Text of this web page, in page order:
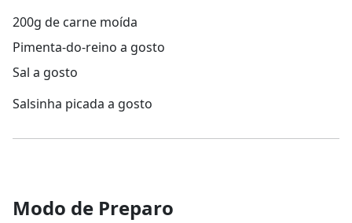
200g de carne moída
Pimenta-do-reino a gosto
Sal a gosto
Salsinha picada a gosto
Modo de Preparo